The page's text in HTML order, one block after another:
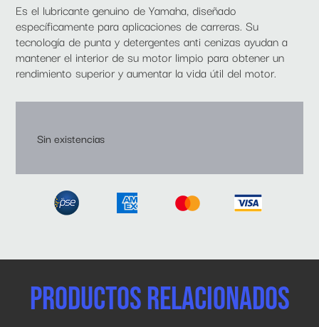
Es el lubricante genuino de Yamaha, diseñado
específicamente para aplicaciones de carreras. Su
tecnología de punta y detergentes anti cenizas ayudan a
mantener el interior de su motor limpio para obtener un
rendimiento superior y aumentar la vida útil del motor.
Sin existencias
Productos relacionados